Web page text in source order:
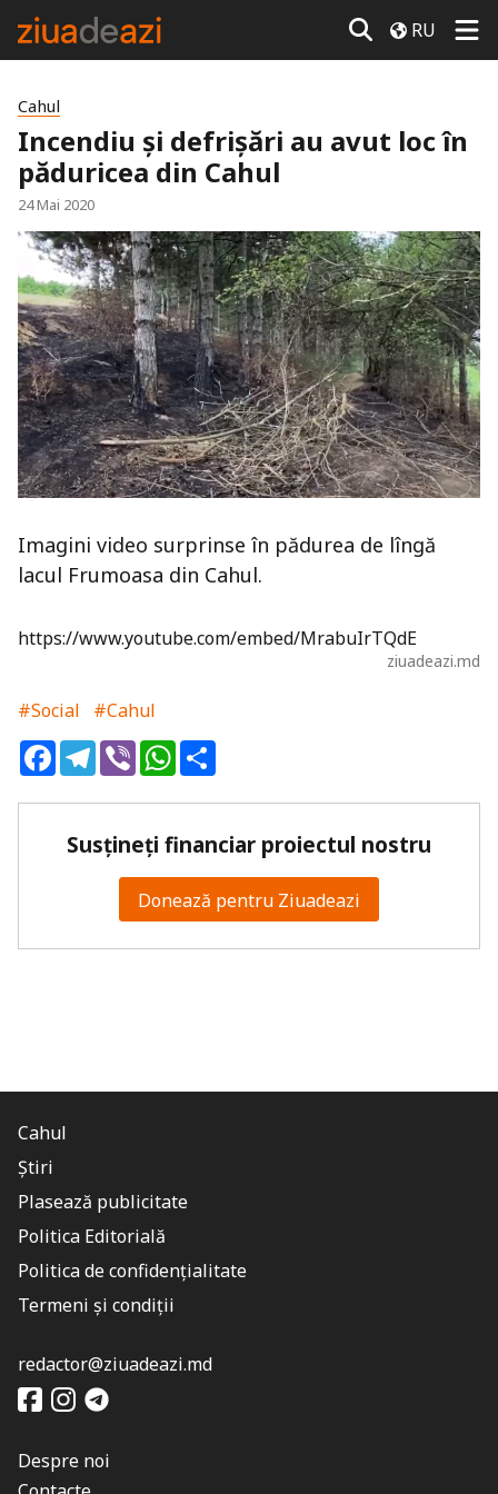
RU
Cahul
Incendiu și defrișări au avut loc în
păduricea din Cahul
24 Mai 2020
Imagini video surprinse în pădurea de lîngă
lacul Frumoasa din Cahul.
https://www.youtube.com/embed/MrabuIrTQdE
ziuadeazi.md
#Social
#Cahul
FacebookTelegram
ViberWhatsApp
Susțineți financiar proiectul nostru
Donează pentru Ziuadeazi
Cahul
Știri
Plasează publicitate
Politica Editorială
Politica de confidențialitate
Termeni și condiții
redactor@ziuadeazi.md
Despre noi